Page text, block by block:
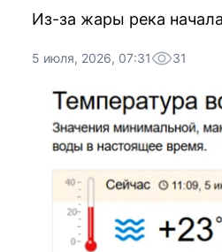
Из-за жары река
5 июля, 2026, 07:31 31